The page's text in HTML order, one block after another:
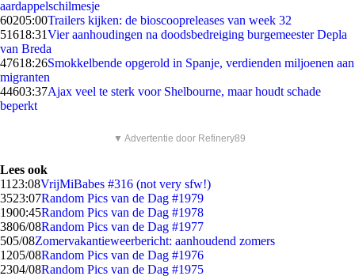
aardappelschilmesje
60205:00Trailers kijken: de bioscoopreleases van week 32
51618:31Vier aanhoudingen na doodsbedreiging burgemeester Depla
van Breda
47618:26Smokkelbende opgerold in Spanje, verdienden miljoenen aan
migranten
44603:37Ajax veel te sterk voor Shelbourne, maar houdt schade
beperkt
▼ Advertentie door Refinery89
Lees ook
11 23:08VrijMiBabes #316 (not very sfw!)
3523:07Random Pics van de Dag #1979
1900:45Random Pics van de Dag #1978
3806/08Random Pics van de Dag #1977
505/08Zomervakantieweerbericht: aanhoudend zomers
1205/08Random Pics van de Dag #1976
2304/08Random Pics van de Dag #1975